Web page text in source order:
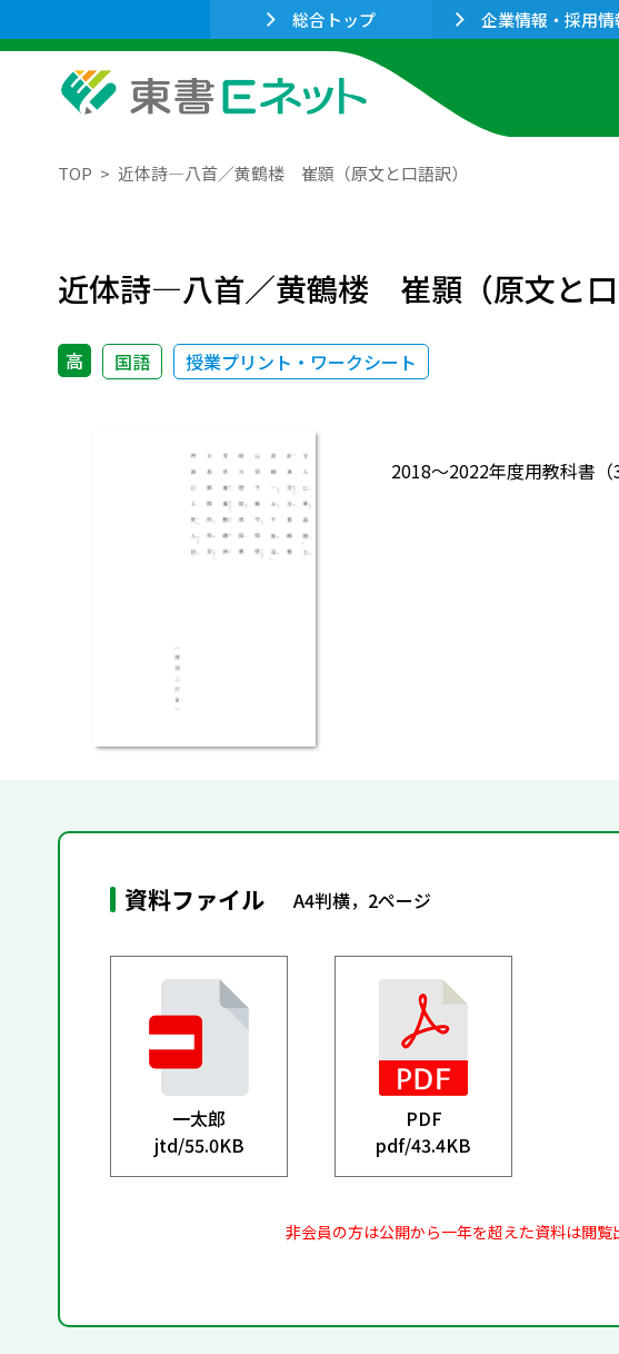
総合トップ 企業情報・採用情
TOP 近体詩―八首／黄鶴楼 崔顥（原文と口語訳）
近体詩―八首／黄鶴楼 崔顥（原文と口
高 国語 授業プリント・ワークシート
2018～2022年度用教科書
資料ファイル A4判横，2ページ
一太郎
jtd/55.0KB
PDF
pdf/43.4KB
非会員の方は公開から一年を超えた資料は閲覧